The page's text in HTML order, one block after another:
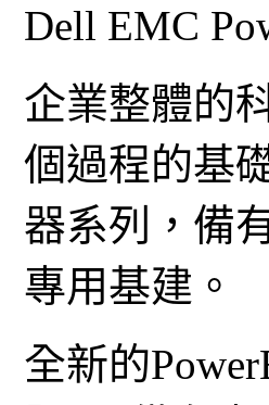
Dell EMC
企業整體的
個過程的基
器系列，備
專用基建。
全新的